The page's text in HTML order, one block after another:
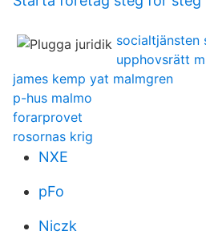
upphovsrätt
james kemp yat malmgren
p-hus malmo
forarprovet
rosornas krig
NXE
pFo
Niczk